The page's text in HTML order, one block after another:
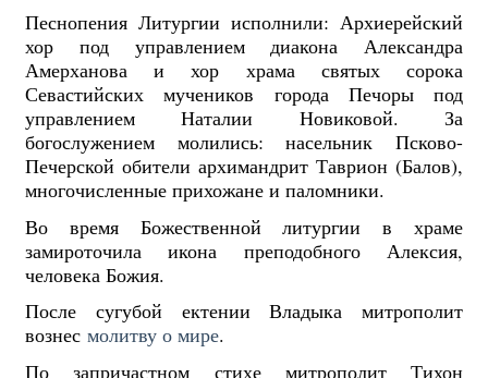
Песнопения Литургии исполнили: Архиерейский
хор под управлением диакона Александра
Амерханова и хор храма святых сорока
Севастийских мучеников города Печоры под
управлением Наталии Новиковой. За
богослужением молились: насельник Псково-
Печерской обители архимандрит Таврион (Балов),
многочисленные прихожане и паломники.
Во время Божественной литургии в храме
замироточила икона преподобного Алексия,
человека Божия.
После сугубой ектении Владыка митрополит
вознес молитву о мире.
По запричастном стихе митрополит Тихон